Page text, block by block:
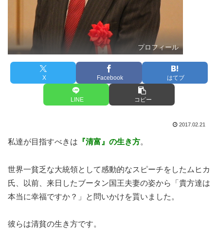
プロフィール
X Facebook はてブ
LINE コピー
2017.02.21
私達が目指すべきは 『清富』の生き方。
世界一貧乏な大統領として感動的なスピーチをしたムヒカ
氏、以前、来日したブータン国王夫妻の姿から「貴方達は
本当に幸福ですか？」と問いかけを貰いました。
彼らは清貧の生き方です。